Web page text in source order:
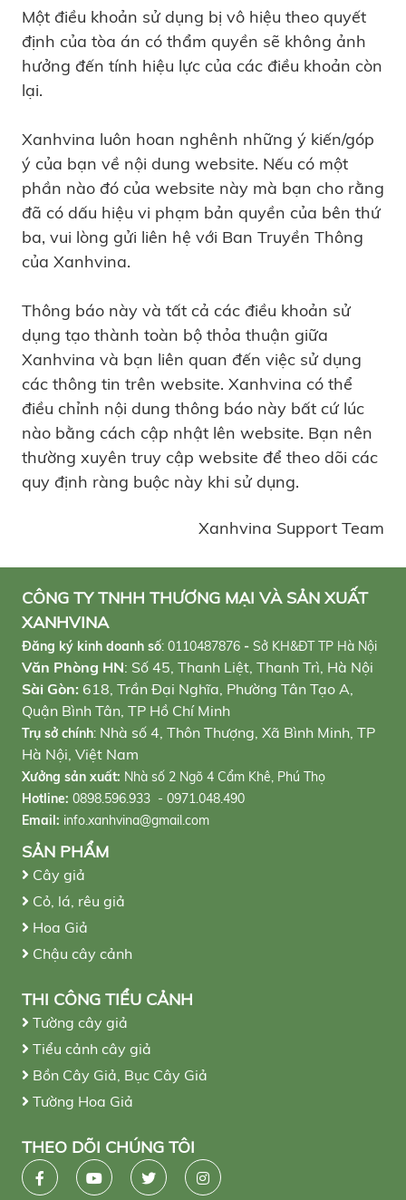
Một điều khoản sử dụng bị vô hiệu theo quyết
định của tòa án có thẩm quyền sẽ không ảnh
hưởng đến tính hiệu lực của các điều khoản còn
lại.
Xanhvina luôn hoan nghênh những ý kiến/góp
ý của bạn về nội dung website. Nếu có một
phần nào đó của website này mà bạn cho rằng
đã có dấu hiệu vi phạm bản quyền của bên thứ
ba, vui lòng gửi liên hệ với Ban Truyền Thông
của Xanhvina.
Thông báo này và tất cả các điều khoản sử
dụng tạo thành toàn bộ thỏa thuận giữa
Xanhvina và bạn liên quan đến việc sử dụng
các thông tin trên website. Xanhvina có thể
điều chỉnh nội dung thông báo này bất cứ lúc
nào bằng cách cập nhật lên website. Bạn nên
thường xuyên truy cập website để theo dõi các
quy định ràng buộc này khi sử dụng.
Xanhvina Support Team
CÔNG TY TNHH THƯƠNG MẠI VÀ SẢN XUẤT
XANHVINA
Đăng ký kinh doanh số: 0110487876 - Sở KH&ĐT TP Hà Nội
Văn Phòng HN: Số 45, Thanh Liệt, Thanh Trì, Hà Nội
Sài Gòn: 618, Trần Đại Nghĩa, Phường Tân Tạo A,
Quận Bình Tân, TP Hồ Chí Minh
Trụ sở chính: Nhà số 4, Thôn Thượng, Xã Bình Minh, TP
Hà Nội, Việt Nam
Xưởng sản xuất: Nhà số 2 Ngõ 4 Cẩm Khê, Phú Thọ
Hotline: 0898.596.933 - 0971.048.490
Email: info.xanhvina@gmail.com
SẢN PHẨM
Cây giả
Cỏ, lá, rêu giả
Hoa Giả
Chậu cây cảnh
THI CÔNG TIỂU CẢNH
Tường cây giả
Tiểu cảnh cây giả
Bồn Cây Giả, Bục Cây Giả
Tường Hoa Giả
THEO DÕI CHÚNG TÔI